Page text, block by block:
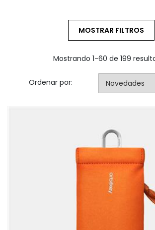
MOSTRAR FILTROS
Mostrando 1-60 de 199
Ordenar por: